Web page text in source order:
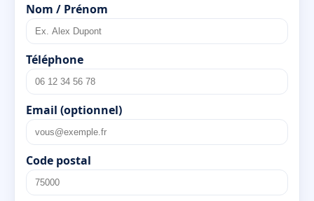
Nom / Prénom
Téléphone
Email (optionnel)
Code postal